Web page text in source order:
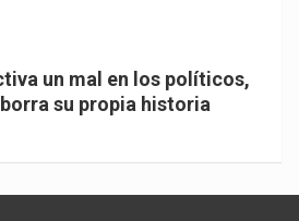
un mal en los políticos,
su propia historia